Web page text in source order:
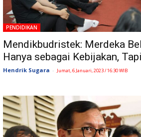
PENDIDIKAN
Mendikbudristek: Merdeka
Hanya sebagai Kebijakan,
Hendrik Sugara - Jumat, 6 Januari, 2023 / 16:30 WIB